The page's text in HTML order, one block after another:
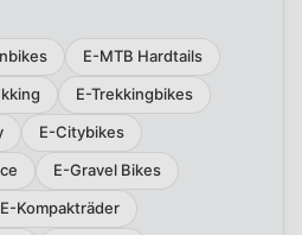
E-MTB Hardtails
E-Trekkingbikes
E-Citybikes
E-Gravel Bikes
E-Kompakträder